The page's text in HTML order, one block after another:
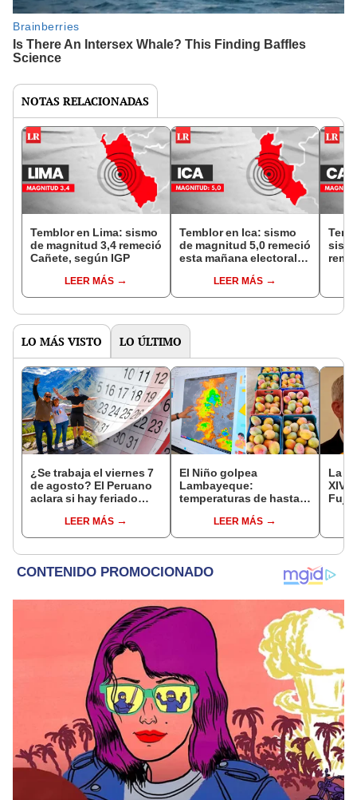
NOTAS RELACIONADAS
Temblor en Lima: sismo
de magnitud 3,4 remeció
Cañete, según IGP
LEER MÁS
Temblor en Ica: sismo
de magnitud 5,0 remeció
esta mañana electoral,
LEER MÁS
LO MÁS VISTO LO ÚLTIMO
¿Se trabaja el viernes 7
de agosto? El Peruano
aclara si hay feriado
del 6 de agosto
LEER MÁS
El Niño golpea
Lambayeque:
temperaturas de hasta
producción de mango y
palta
LEER MÁS
La
XIV